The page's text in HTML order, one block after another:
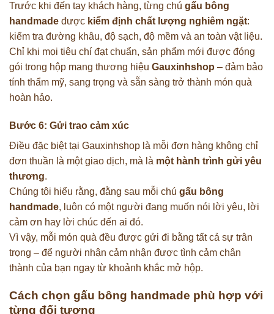
Trước khi đến tay khách hàng, từng chú gấu bông
handmade được kiểm định chất lượng nghiêm ngặt:
kiểm tra đường khâu, độ sạch, độ mềm và an toàn vật liệu.
Chỉ khi mọi tiêu chí đạt chuẩn, sản phẩm mới được đóng
gói trong hộp mang thương hiệu Gauxinhshop – đảm bảo
tính thẩm mỹ, sang trọng và sẵn sàng trở thành món quà
hoàn hảo.
Bước 6: Gửi trao cảm xúc
Điều đặc biệt tại Gauxinhshop là mỗi đơn hàng không chỉ
đơn thuần là một giao dịch, mà là một hành trình gửi yêu
thương.
Chúng tôi hiểu rằng, đằng sau mỗi chú gấu bông
handmade, luôn có một người đang muốn nói lời yêu, lời
cảm ơn hay lời chúc đến ai đó.
Vì vậy, mỗi món quà đều được gửi đi bằng tất cả sự trân
trọng – để người nhận cảm nhận được tình cảm chân
thành của bạn ngay từ khoảnh khắc mở hộp.
Cách chọn gấu bông handmade phù hợp với
từng đối tượng